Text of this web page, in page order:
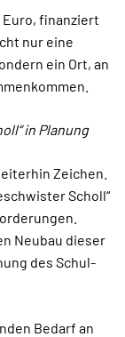
Euro, finanziert
nur eine
ein Ort, an
in Planung
Zeichen.
Scholl“
Neubau dieser
des Schul-
Bedarf an